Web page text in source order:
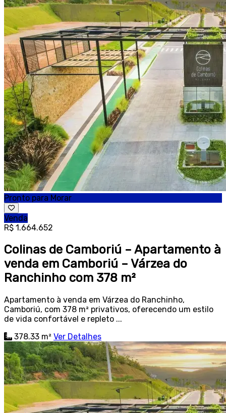
Pronto para Morar
Venda
R$ 1.664.652
Colinas de Camboriú – Apartamento à
venda em Camboriú – Várzea do
Ranchinho com 378 m²
Apartamento à venda em Várzea do Ranchinho,
Camboriú, com 378 m² privativos, oferecendo um estilo
de vida confortável e repleto ...
378.33 m² Ver Detalhes